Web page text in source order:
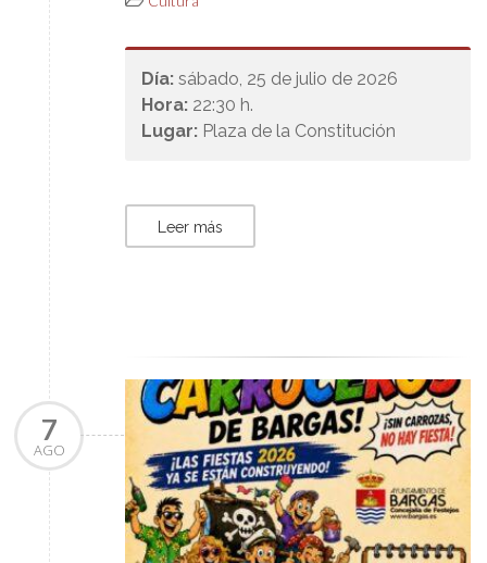
Día: sábado, 25 de julio de 2026
Hora: 22:30 h.
Lugar: Plaza de la Constitución
Leer más
7
AGO